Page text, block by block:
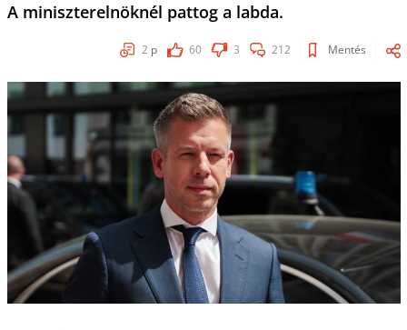
A miniszterelnöknél pattog a labda.
2 p 60 3 212 Mentés